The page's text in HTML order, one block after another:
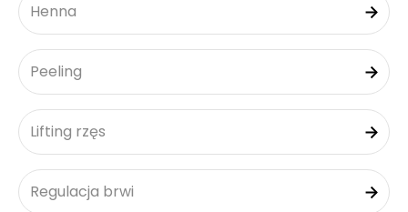
Henna
Peeling
Lifting rzęs
Regulacja brwi